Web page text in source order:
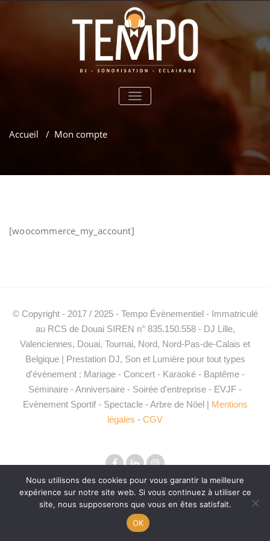
TOGGLE
Accueil / Mon compte
[woocommerce_my_account]
© Copyright - 2017 / 2025 - Tempo Évènementiel - Immatriculé
au RCS de Douai SIREN n° 835.150.558 - DJ Lille,
Valenciennes, Douai, Tournai, Nord, Nord-Pas-de-Calais et
Belgique | Prestation DJ, Son et Lumière pour tout types
d'évènement : Mariage - Concert - Karaoké - Baptême -
Séminaire - Anniversaire - Soirée d'entreprise - EVJF -
Evènement Sportif - Spectacle - Arbre de Nöel | Mentions
légales - CGV
Nous utilisons des cookies pour vous garantir la meilleure
expérience sur notre site web. Si vous continuez à utiliser ce
site, nous supposerons que vous en êtes satisfait.
OK